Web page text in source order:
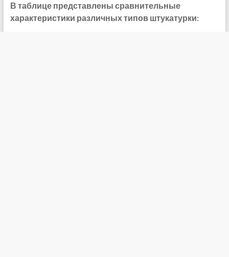
В таблице представлены сравнительные
характеристики различных типов штукатурки: